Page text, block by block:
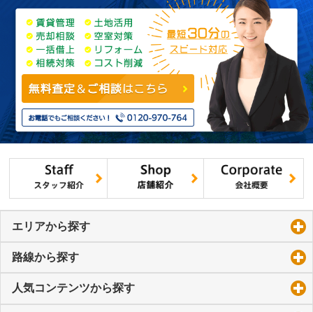
エリアから探す
路線から探す
人気コンテンツから探す